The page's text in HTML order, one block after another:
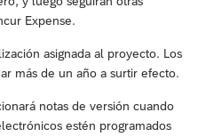
Expense.
asignada al proyecto. Los
más de un año a surtir efecto.
notas de versión cuando
estén programados